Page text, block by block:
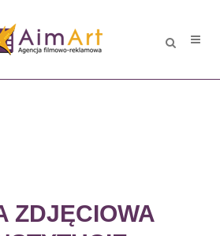
ZDJĘCIOWA